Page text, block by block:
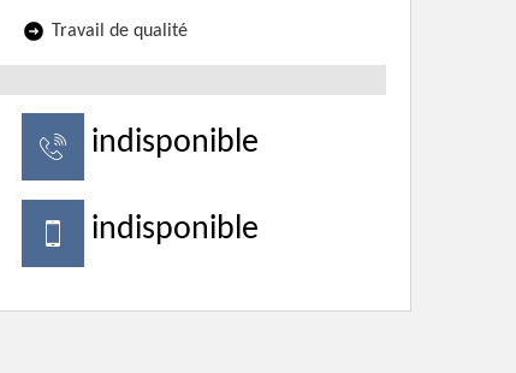
Travail de qualité
indisponible
indisponible